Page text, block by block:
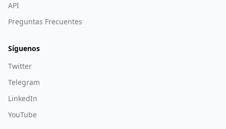
API
Preguntas Frecuentes
Síguenos
Twitter
Telegram
LinkedIn
YouTube